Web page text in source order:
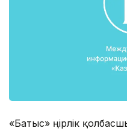
«Батыс» өңірлік